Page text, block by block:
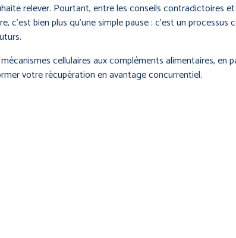
relever. Pourtant, entre les conseils contradictoires
bien plus qu’une simple pause : c’est un processus
cellulaires aux compléments alimentaires, en
votre récupération en avantage concurrentiel.